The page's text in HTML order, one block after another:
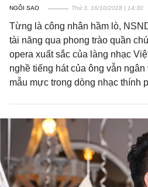
NGÔI SAO Thứ 3, 16/10/2018 | 14:30
Từng là công nhân hầm lò,
tài năng qua phong trào quần
opera xuất sắc của làng nhạc
nghề tiếng hát của ông vẫn
mẫu mực trong dòng nhạc thính